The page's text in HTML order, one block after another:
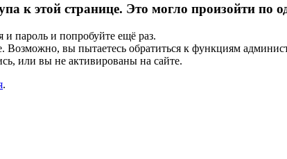
к этой странице. Это могло произойти по
и пароль и попробуйте ещё раз.
Возможно, вы пытаетесь обратиться к функциям
или вы не активированы на сайте.
.